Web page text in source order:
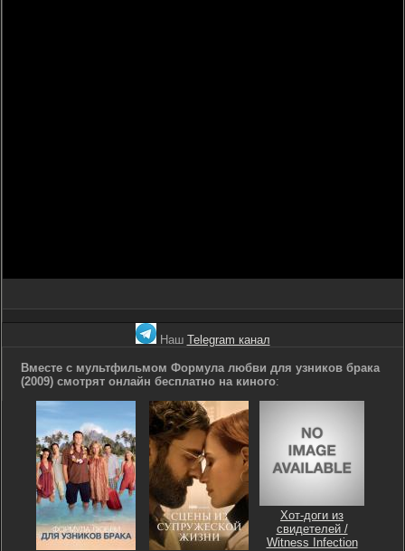
Наш Telegram канал
Вместе с мультфильмом Формула любви для узников брака
(2009) смотрят онлайн бесплатно на киного:
Хот-доги из
свидетелей /
Witness Infection